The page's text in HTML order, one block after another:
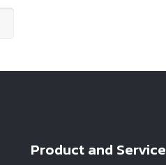
Product and Service